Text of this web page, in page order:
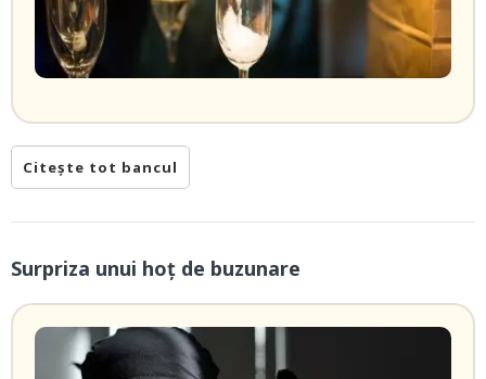
Citește tot bancul
Surpriza unui hoţ de buzunare